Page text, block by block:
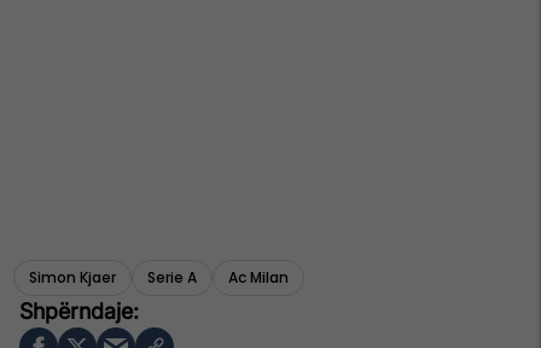
Simon Kjaer Serie A Ac Milan